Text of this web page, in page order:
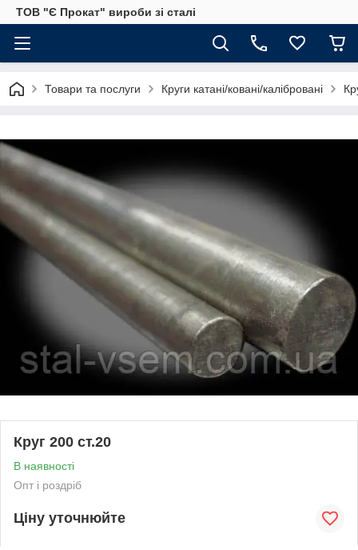
ТОВ "Є Прокат" вироби зі сталі
Товари та послуги Круги катані/ковані/калібровані
Круг 200 ст.20
В наявності
Опт і роздріб
Ціну уточнюйте